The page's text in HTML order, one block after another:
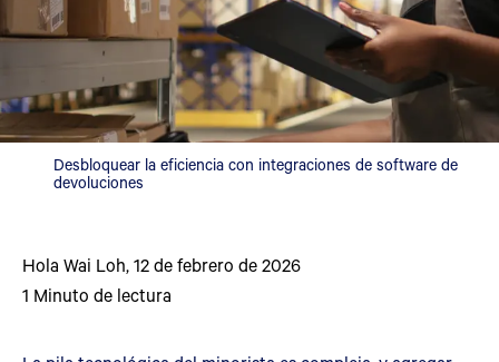
Desbloquear la eficiencia con integraciones de software de
devoluciones
Hola Wai Loh,12 de febrero de 2026
1 Minuto de lectura